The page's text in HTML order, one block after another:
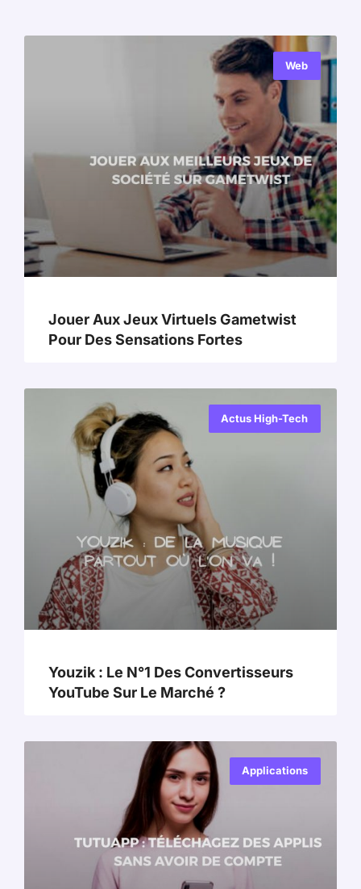
Web
Jouer Aux Jeux Virtuels Gametwist
Pour Des Sensations Fortes
Actus High-Tech
Youzik : Le N°1 Des Convertisseurs
YouTube Sur Le Marché ?
Applications